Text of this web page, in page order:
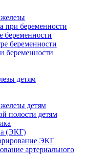
при беременности
беременности
беременности
беременности
детям
детям
полости детям
(ЭКГ)
ЭКГ
артериального